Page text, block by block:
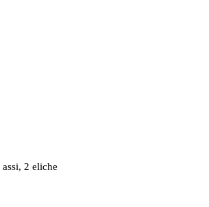
2 eliche